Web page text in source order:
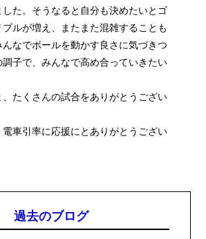
た。そうなると自分も決めたいとゴ
ルが増え、またまた混雑することも
なでボールを動かす良さに気づきつ
子で、みんなで高め合っていきたい
たくさんの試合をありがとうござい
車引率に応援にとありがとうござい
過去のブログ